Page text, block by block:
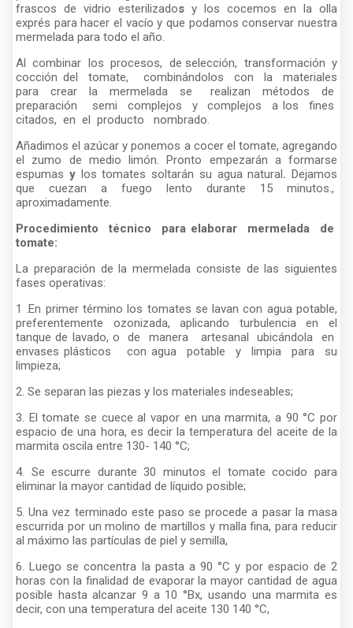
frascos de vidrio esterilizados y los cocemos en la olla
exprés para hacer el vacío y que podamos conservar nuestra
mermelada para todo el año.
Al combinar los procesos, de selección, transformación y
cocción del tomate, combinándolos con la materiales
para crear la mermelada se realizan métodos de
preparación semi complejos y complejos a los fines
citados, en el producto nombrado.
Añadimos el azúcar y ponemos a cocer el tomate, agregando
el zumo de medio limón. Pronto empezarán a formarse
espumas y los tomates soltarán su agua natural. Dejamos
que cuezan a fuego lento durante 15 minutos.,
aproximadamente.
Procedimiento técnico para elaborar mermelada de
tomate:
La preparación de la mermelada consiste de las siguientes
fases operativas:
1 .En primer término los tomates se lavan con agua potable,
preferentemente ozonizada, aplicando turbulencia en el
tanque de lavado, o de manera artesanal ubicándola en
envases plásticos con agua potable y limpia para su
limpieza;
2. Se separan las piezas y los materiales indeseables;
3. El tomate se cuece al vapor en una marmita, a 90 °C por
espacio de una hora, es decir la temperatura del aceite de la
marmita oscila entre 130- 140 °C;
4. Se escurre durante 30 minutos el tomate cocido para
eliminar la mayor cantidad de líquido posible;
5. Una vez terminado este paso se procede a pasar la masa
escurrida por un molino de martillos y malla fina, para reducir
al máximo las partículas de piel y semilla,
6. Luego se concentra la pasta a 90 °C y por espacio de 2
horas con la finalidad de evaporar la mayor cantidad de agua
posible hasta alcanzar 9 a 10 °Bx, usando una marmita es
decir, con una temperatura del aceite 130 140 °C,